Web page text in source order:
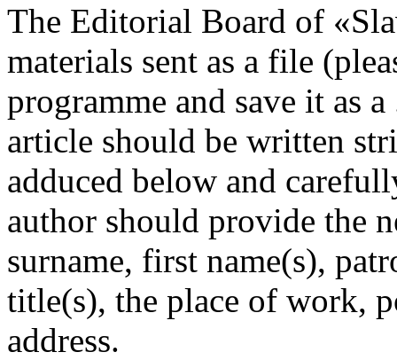
The Editorial Board of
materials sent as a file
programme and save it as
article should be written
adduced below and
author should provide the
surname, first name(s),
title(s), the place of work,
address.